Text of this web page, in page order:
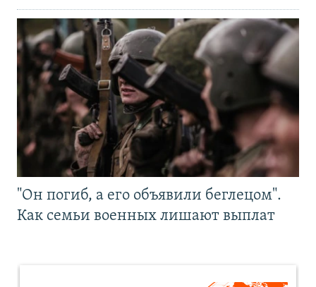
"Он погиб, а его объявили беглецом".
Как семьи военных лишают выплат